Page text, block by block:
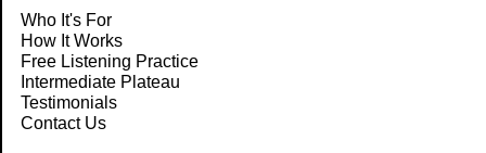
Who It's For
How It Works
Free Listening Practice
Intermediate Plateau
Testimonials
Contact Us